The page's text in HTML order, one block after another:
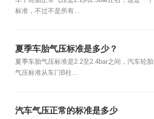
标准，不过不是所有...
夏季车胎气压标准是多少？
夏季车胎气压标准是2.2至2.4bar之间，汽车轮胎
气压标准从车门B柱...
汽车气压正常的标准是多少